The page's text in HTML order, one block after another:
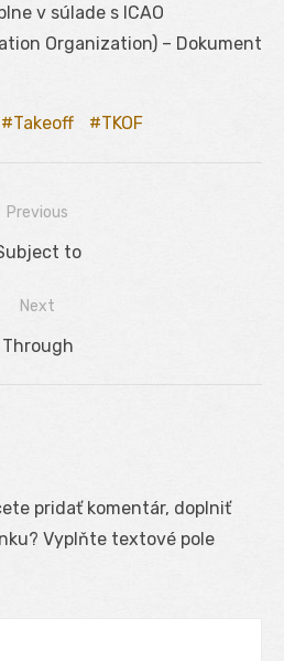
v súlade s ICAO
Organization) – Dokument
Takeoff TKOF
Previous
to
Next
Next
Through
pridať komentár, doplniť
Vyplňte textové pole